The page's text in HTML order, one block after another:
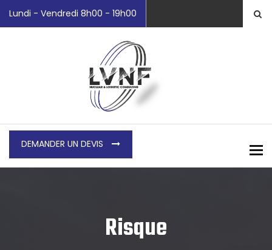
Lundi - Vendredi 8h00 - 19h00
DEMANDER UN DEVIS
Risque